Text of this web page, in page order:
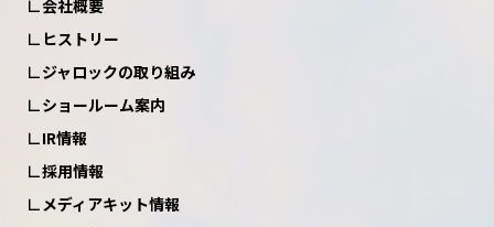
会社概要
ヒストリー
ジャロックの取り組み
ショールーム案内
IR情報
採用情報
メディアキット情報